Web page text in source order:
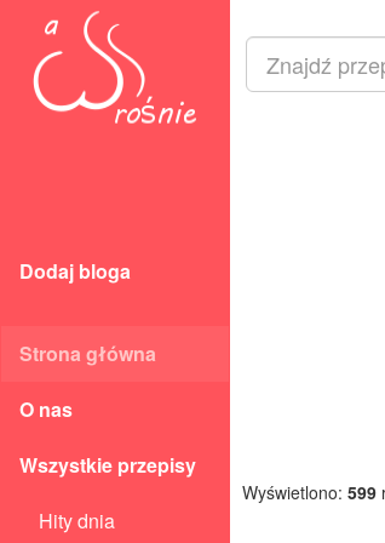
Dodaj bloga
Strona główna
O nas
Wszystkie przepisy
Hity dnia
Wyświetlono: 599